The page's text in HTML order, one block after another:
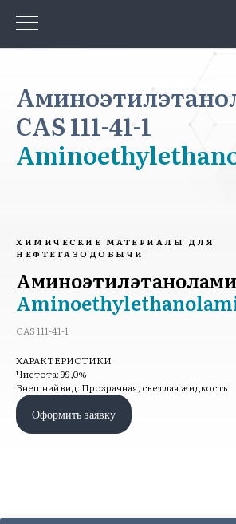
CAS 111-41-1
ХИМИЧЕСКИЕ МАТЕРИАЛЫ ДЛЯ
НЕФТЕГАЗОДОБЫЧИ
CAS 111-41-1
ХАРАКТЕРИСТИКИ
Чистота: 99,0%
Внешний вид: Прозрачная, светлая жидкость
Оформить заявку